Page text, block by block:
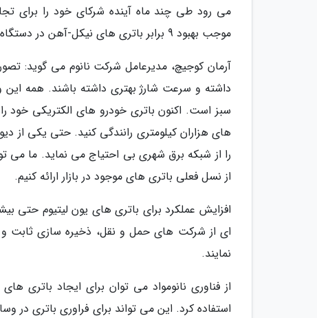
می رود طی چند ماه آینده شرکای خود را برای
موجب بهبود 9 برابر باتری های نیکل-آهن در دستگاه های ذخیره انرژی در مقیاس عظیم می گردد.
داشته و سرعت شارژ بهتری داشته باشند. همه
سبز است. اکنون باتری خودرو های الکتریکی خود
های هزاران کیلومتری رانندگی کنید. حتی یکی از
را از شبکه برق شهری بی احتیاج می نماید. ما می
از نسل فعلی باتری های موجود در بازار ارائه کنیم.
افزایش عملکرد برای باتری های یون لیتیوم
ای از شرکت های حمل و نقل، ذخیره سازی ثابت و
نمایند.
از فناوری نانومواد می توان برای ایجاد باتری
استفاده کرد. این می تواند برای فراوری باتری در